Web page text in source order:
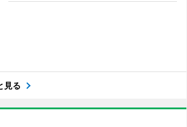
見る